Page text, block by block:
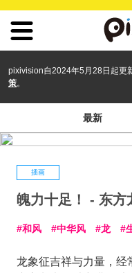
pixivision自2024年5月28日起更
策。
最新
插画
魄力十足！ - 东方
和风 中华风 龙
龙象征吉祥与力量，经